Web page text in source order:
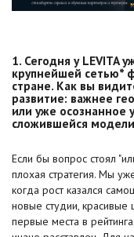
1. Сегодня у LEVITA
крупнейшей сетью*
стране. Как вы
развитие: важнее
или уже осознанное
сложившейся
Если бы вопрос стоял
плохая стратегия. Мы
когда рост казался
новые студии,
первые места в